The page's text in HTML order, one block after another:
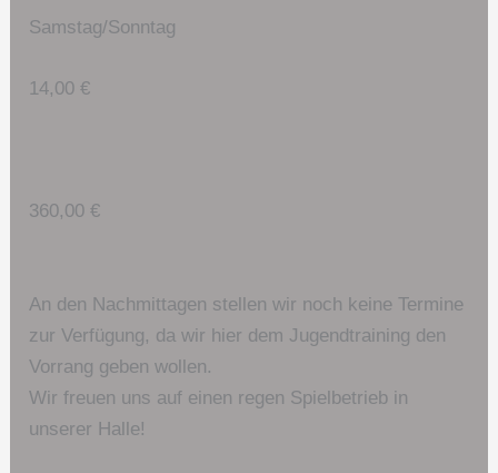
Samstag/Sonntag
14,00 €
360,00 €
An den Nachmittagen stellen wir noch keine Termine
zur Verfügung, da wir hier dem Jugendtraining den
Vorrang geben wollen.
Wir freuen uns auf einen regen Spielbetrieb in
unserer Halle!